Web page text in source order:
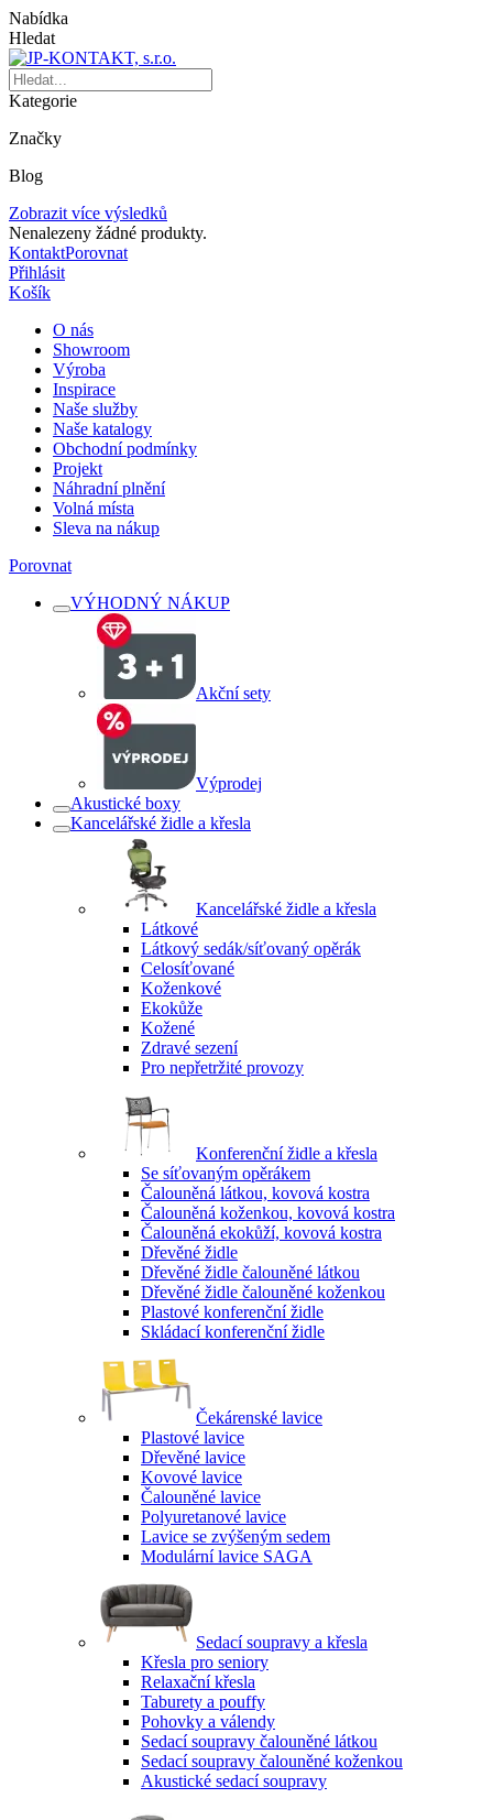
Nabídka
Hledat
Kategorie
Značky
Blog
Zobrazit více výsledků
Nenalezeny žádné produkty.
KontaktPorovnat
Přihlásit
Košík
O nás
Showroom
Výroba
Inspirace
Naše služby
Naše katalogy
Obchodní podmínky
Projekt
Náhradní plnění
Volná místa
Sleva na nákup
Porovnat
VÝHODNÝ NÁKUP
Akční sety
Výprodej
Akustické boxy
Kancelářské židle a křesla
Kancelářské židle a křesla
Látkové
Látkový sedák/síťovaný opěrák
Celosíťované
Koženkové
Ekokůže
Kožené
Zdravé sezení
Pro nepřetržité provozy
Konferenční židle a křesla
Se síťovaným opěrákem
Čalouněná látkou, kovová kostra
Čalouněná koženkou, kovová kostra
Čalouněná ekokůží, kovová kostra
Dřevěné židle
Dřevěné židle čalouněné látkou
Dřevěné židle čalouněné koženkou
Plastové konferenční židle
Skládací konferenční židle
Čekárenské lavice
Plastové lavice
Dřevěné lavice
Kovové lavice
Čalouněné lavice
Polyuretanové lavice
Lavice se zvýšeným sedem
Modulární lavice SAGA
Sedací soupravy a křesla
Křesla pro seniory
Relaxační křesla
Taburety a pouffy
Pohovky a válendy
Sedací soupravy čalouněné látkou
Sedací soupravy čalouněné koženkou
Akustické sedací soupravy